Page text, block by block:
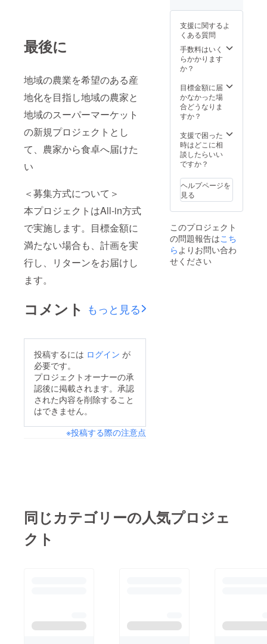
最後に
地域の農業を希望のある産
地化を目指し地域の農家と
地域のスーパーマーケット
の新規プロジェクトとし
て、農家から食卓へ届けた
い
＜募集方式について＞
本プロジェクトはAll-in方式
で実施します。目標金額に
満たない場合も、計画を実
行し、リターンをお届けし
ます。
コメント もっと見る
投稿するには ログイン が
必要です。
プロジェクトオーナーの承
認後に掲載されます。承認
された内容を削除すること
はできません。
※投稿する際の注意点
や滞在
費：支
援者様
の交通
費や滞
在費は
くださ
い。 ・
支援者
法：詳
細は
メール
で連絡
す。 ※
雨天の
場合延
期
支援に関するよ
くある質問
手数料はいく
らかかります
か？
目標金額に届
かなかった場
合どうなりま
すか？
支援で困った
時はどこに相
談したらいい
ですか？
ヘルプページを
見る
このプロジェクト
の問題報告はこち
ら よりお問い合わ
せください
同じカテゴリーの人気プロジェ
クト